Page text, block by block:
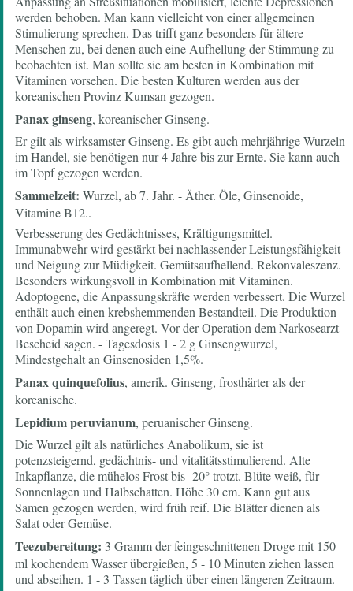
werden behoben. Man kann vielleicht von einer allgemeinen
Stimulierung sprechen. Das trifft ganz besonders für ältere
Menschen zu, bei denen auch eine Aufhellung der Stimmung zu
beobachten ist. Man sollte sie am besten in Kombination mit
Vitaminen vorsehen. Die besten Kulturen werden aus der
koreanischen Provinz Kumsan gezogen.
Panax ginseng, koreanischer Ginseng.
Er gilt als wirksamster Ginseng. Es gibt auch mehrjährige Wurzeln
im Handel, sie benötigen nur 4 Jahre bis zur Ernte. Sie kann auch
im Topf gezogen werden.
Sammelzeit: Wurzel, ab 7. Jahr. - Äther. Öle, Ginsenoide,
Vitamine B12..
Verbesserung des Gedächtnisses, Kräftigungsmittel.
Immunabwehr wird gestärkt bei nachlassender Leistungsfähigkeit
und Neigung zur Müdigkeit. Gemütsaufhellend. Rekonvaleszenz.
Besonders wirkungsvoll in Kombination mit Vitaminen.
Adoptogene, die Anpassungskräfte werden verbessert. Die Wurzel
enthält auch einen krebshemmenden Bestandteil. Die Produktion
von Dopamin wird angeregt. Vor der Operation dem Narkosearzt
Bescheid sagen. - Tagesdosis 1 - 2 g Ginsengwurzel,
Mindestgehalt an Ginsenosiden 1,5%.
Panax quinquefolius, amerik. Ginseng, frosthärter als der
koreanische.
Lepidium peruvianum, peruanischer Ginseng.
Die Wurzel gilt als natürliches Anabolikum, sie ist
potenzsteigernd, gedächtnis- und vitalitätsstimulierend. Alte
Inkapflanze, die mühelos Frost bis -20° trotzt. Blüte weiß, für
Sonnenlagen und Halbschatten. Höhe 30 cm. Kann gut aus
Samen gezogen werden, wird früh reif. Die Blätter dienen als
Salat oder Gemüse.
Teezubereitung: 3 Gramm der feingeschnittenen Droge mit 150
ml kochendem Wasser übergießen, 5 - 10 Minuten ziehen lassen
und abseihen. 1 - 3 Tassen täglich über einen längeren Zeitraum.